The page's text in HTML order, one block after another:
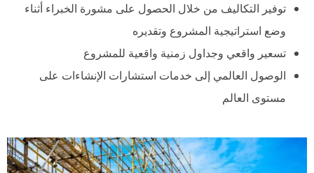
توفير التكاليف من خلال الحصول على مشورة الخبراء أثناء
وضع استراتيجية المشروع وتقديره
تسعير واقعي وجداول زمنية واقعية للمشروع
الوصول العالمي إلى خدمات استشارات الإنشاءات على
مستوى العالم